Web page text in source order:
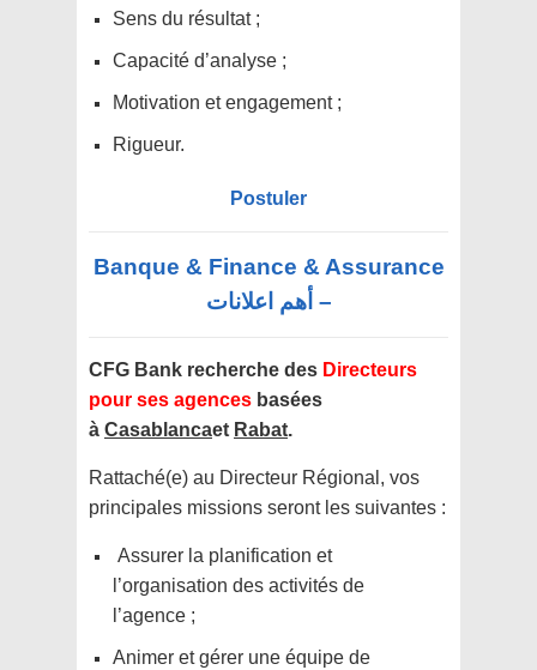
Sens du résultat ;
Capacité d’analyse ;
Motivation et engagement ;
Rigueur.
Postuler
Banque & Finance & Assurance
– أهم اعلانات
CFG Bank recherche des Directeurs
pour ses agences basées
à Casablancaet Rabat.
Rattaché(e) au Directeur Régional, vos
principales missions seront les suivantes :
Assurer la planification et
l’organisation des activités de
l’agence ;
Animer et gérer une équipe de